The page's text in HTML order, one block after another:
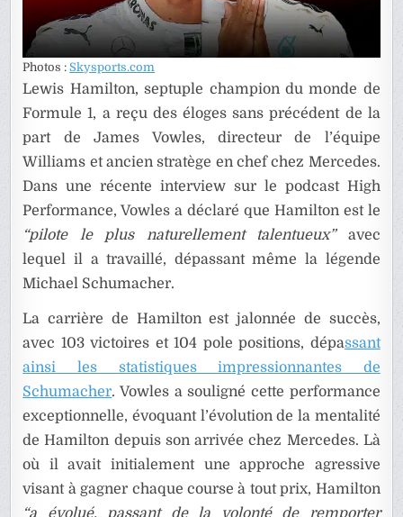
Photos :Skysports.com
Lewis Hamilton, septuple champion du monde de
Formule 1, a reçu des éloges sans précédent de la
part de James Vowles, directeur de l’équipe
Williams et ancien stratège en chef chez Mercedes.
Dans une récente interview sur le podcast High
Performance, Vowles a déclaré que Hamilton est le
“pilote le plus naturellement talentueux”avec
lequel il a travaillé, dépassant même la légende
Michael Schumacher.
La carrière de Hamilton est jalonnée de succès,
avec 103 victoires et 104 pole positions, dépassant
ainsi les statistiques impressionnantes de
Schumacher. Vowles a souligné cette performance
exceptionnelle, évoquant l’évolution de la mentalité
de Hamilton depuis son arrivée chez Mercedes. Là
où il avait initialement une approche agressive
visant à gagner chaque course à tout prix, Hamilton
“a évolué, passant de la volonté de remporter